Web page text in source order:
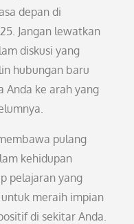
depan di
Jangan lewatkan
diskusi yang
hubungan baru
Anda ke arah yang
pulang
kehidupan
pelajaran yang
meraih impian
di sekitar Anda.